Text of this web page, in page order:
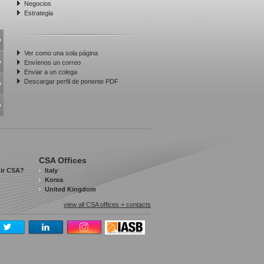
Negocios
Estrategia
Ver como una sola página
Envíenos un correo
Enviar a un colega
Descargar perfil de ponente PDF
CSA?
CSA Offices
Italy
Korea
United Kingdom
view all CSA offices + contacts